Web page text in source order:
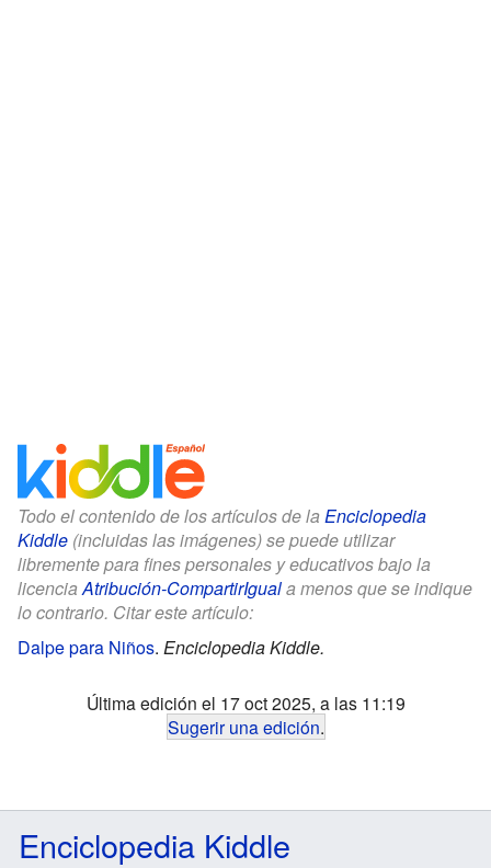
Todo el contenido de los artículos de la Enciclopedia
Kiddle (incluidas las imágenes) se puede utilizar
libremente para fines personales y educativos bajo la
licenciaAtribución-CompartirIguala menos que se indique
lo contrario. Citar este artículo:
Dalpe para Niños. Enciclopedia Kiddle.
Última edición el 17 oct 2025, a las 11:19
Sugerir una edición.
Enciclopedia Kiddle